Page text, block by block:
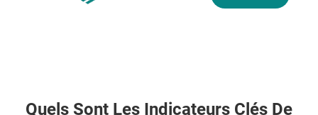
Quels Sont Les Indicateurs Clés De